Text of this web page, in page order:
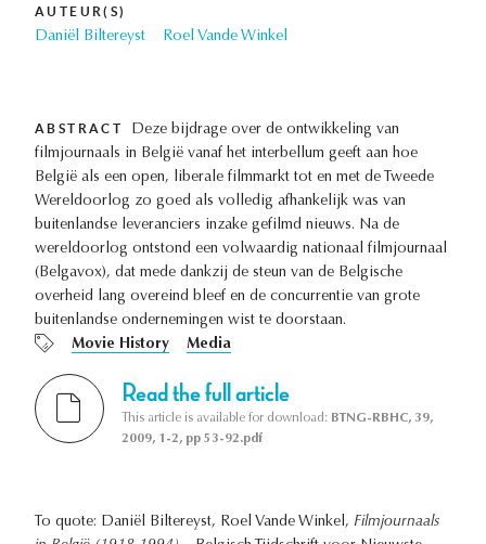
AUTEUR(S)
Daniël Biltereyst Roel Vande Winkel
ABSTRACT
Deze bijdrage over de ontwikkeling van
filmjournaals in België vanaf het interbellum geeft aan hoe
België als een open, liberale filmmarkt tot en met de Tweede
Wereldoorlog zo goed als volledig afhankelijk was van
buitenlandse leveranciers inzake gefilmd nieuws. Na de
wereldoorlog ontstond een volwaardig nationaal filmjournaal
(Belgavox), dat mede dankzij de steun van de Belgische
overheid lang overeind bleef en de concurrentie van grote
buitenlandse ondernemingen wist te doorstaan.
Movie History
Media
Read the full article
This article is available for download: BTNG-RBHC, 39,
2009, 1-2, pp 53-92.pdf
To quote: Daniël Biltereyst, Roel Vande Winkel, Filmjournaals